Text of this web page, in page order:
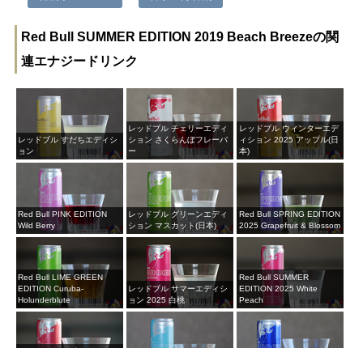
Red Bull SUMMER EDITION 2019 Beach Breezeの関
連エナジードリンク
レッドブル すだちエディシ
ョン
レッドブル チェリーエディ
ション さくらんぼフレーバ
ー
レッドブル ウィンターエデ
ィション 2025 アップル(日
本)
Red Bull PINK EDITION
Wild Berry
レッドブル グリーンエディ
ション マスカット(日本)
Red Bull SPRING EDITION
2025 Grapefruit & Blossom
Red Bull LIME GREEN
EDITION Curuba-
Holunderblute
レッドブル サマーエディシ
ョン 2025 白桃
Red Bull SUMMER
EDITION 2025 White
Peach